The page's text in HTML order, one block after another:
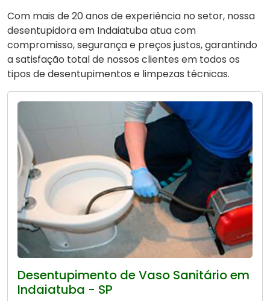
Com mais de 20 anos de experiência no setor, nossa
desentupidora em Indaiatuba atua com
compromisso, segurança e preços justos, garantindo
a satisfação total de nossos clientes em todos os
tipos de desentupimentos e limpezas técnicas.
Desentupimento de Vaso Sanitário em
Indaiatuba - SP